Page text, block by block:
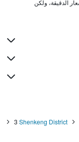
Shenkeng District
3